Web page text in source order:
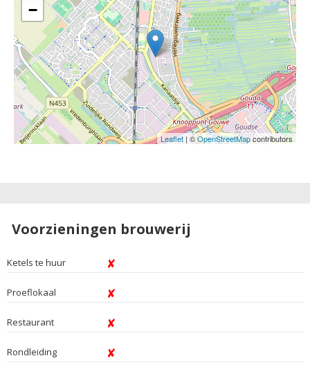
−
Leaflet| ©OpenStreetMapcontributors
Voorzieningen brouwerij
Ketels te huur
Proeflokaal
Restaurant
Rondleiding